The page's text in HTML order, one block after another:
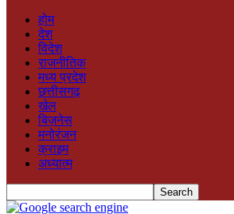
होम
देश
विदेश
राजनीतिक
मध्य प्रदेश
छत्तीसगढ़
खेल
बिज़नेस
मनोरंजन
क्राइम
अध्यात्म